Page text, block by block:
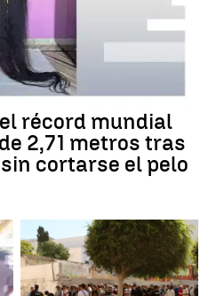
récord mundial
2,71 metros tras
cortarse el pelo